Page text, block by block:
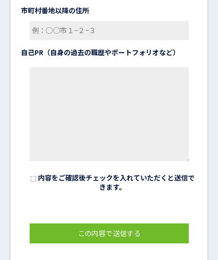
市町村番地以降の住所
自己PR（自身の過去の職歴やポートフォリオなど）
内容をご確認後チェックを入れていただくと送信で
きます。